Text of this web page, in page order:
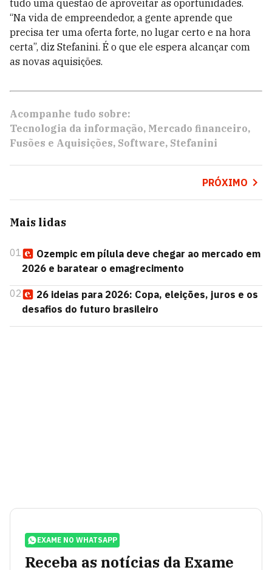
tudo uma questão de aproveitar as oportunidades.
“Na vida de empreendedor, a gente aprende que
precisa ter uma oferta forte, no lugar certo e na hora
certa”, diz Stefanini. É o que ele espera alcançar com
as novas aquisições.
Acompanhe tudo sobre:
Tecnologia da informação Mercado financeiro
Fusões e Aquisições Software Stefanini
PRÓXIMO
Mais lidas
01
Ozempic em pílula deve chegar ao mercado em
2026 e baratear o emagrecimento
02
26 ideias para 2026: Copa, eleições, juros e os
desafios do futuro brasileiro
EXAME NO WHATSAPP
Receba as notícias da Exame